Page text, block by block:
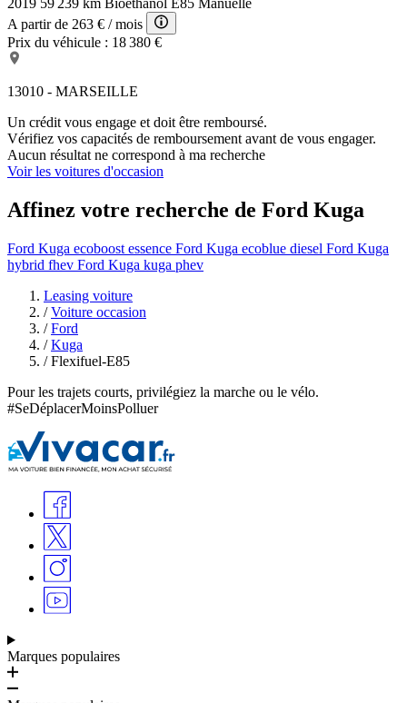
2019 59 239 km Bioethanol E85 Manuelle
A partir de 263 € / mois
Prix du véhicule : 18 380 €
13010 - MARSEILLE
Un crédit vous engage et doit être remboursé.
Vérifiez vos capacités de remboursement avant de vous engager.
Aucun résultat ne correspond à ma recherche
Voir les voitures d'occasion
Affinez votre recherche de Ford Kuga
Ford Kuga ecoboost essence Ford Kuga ecoblue diesel Ford Kuga
hybrid fhev Ford Kuga kuga phev
Leasing voiture
/ Voiture occasion
/ Ford
/ Kuga
/ Flexifuel-E85
Pour les trajets courts, privilégiez la marche ou le vélo.
#SeDéplacerMoinsPolluer
Marques populaires